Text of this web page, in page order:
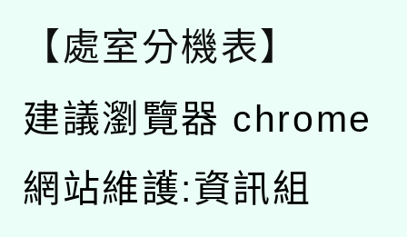
【處室分機表】
建議瀏覽器 chrome
網站維護:資訊組